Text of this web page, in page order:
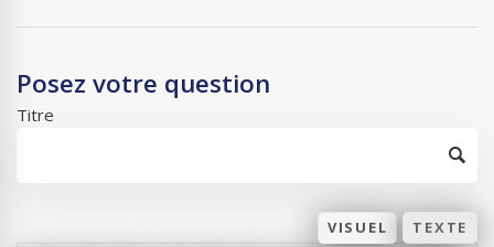
Posez votre question
Titre
VISUEL TEXTE